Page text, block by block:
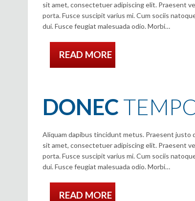
sit amet, consectetuer adipiscing elit. Praesent
porta. Fusce suscipit varius mi. Cum sociis
dui. Fusce feugiat malesuada odio. Morbi…
READ MORE
DONEC
Aliquam dapibus tincidunt metus. Praesent justo
sit amet, consectetuer adipiscing elit. Praesent
porta. Fusce suscipit varius mi. Cum sociis
dui. Fusce feugiat malesuada odio. Morbi…
READ MORE